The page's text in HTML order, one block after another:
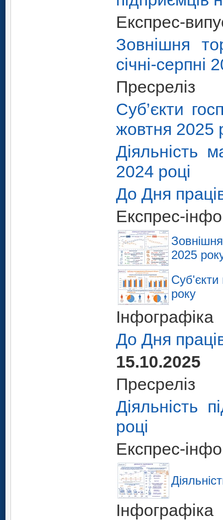
Експрес-
Зовнішня
січні-серпні
Пресреліз
Суб’єкти
жовтня 2025
Діяльність
2024 році
До Дня
Експрес-
Зовнішня
2025
Суб'єкти
року
Інфографіка
До Дня
15.10.2025
Пресреліз
Діяльність
році
Експрес-
Інфографіка